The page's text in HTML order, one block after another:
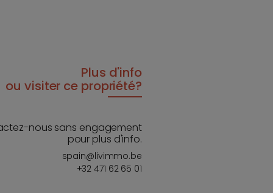
Plus d'info
ou visiter ce propriété?
nous sans engagement
pour plus d'info.
spain@livimmo.be
+32 471 62 65 01